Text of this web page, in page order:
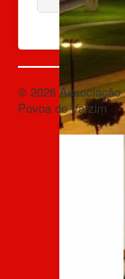
© 2026 Associação
Povoa de Varzim